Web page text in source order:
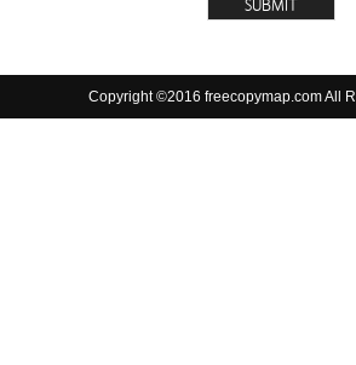
Copyright ©2016 freecopymap.com All